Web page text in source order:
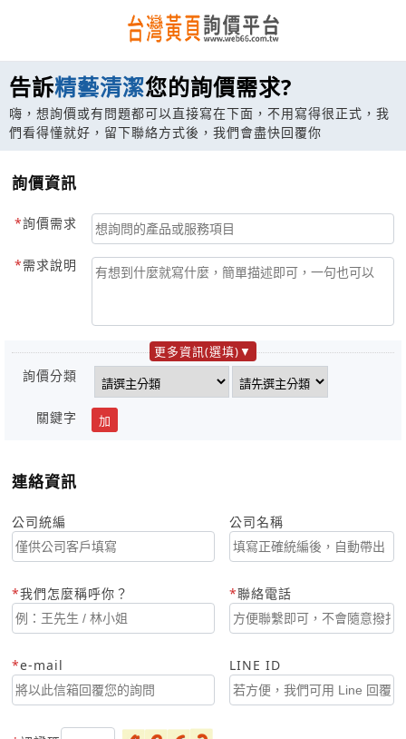
告訴精藝清潔您的詢價需求?
嗨，想詢價或有問題都可以直接寫在下面，不用寫得很正式，我
們看得懂就好，留下聯絡方式後，我們會盡快回覆你
詢價資訊
詢價需求
需求說明
更多資訊(選填)
詢價分類
關鍵字 加
連絡資訊
公司統編 公司名稱
我們怎麼稱呼你？ 聯絡電話
e-mail LINE ID